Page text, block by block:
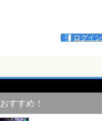
ログイン
おすすめ！